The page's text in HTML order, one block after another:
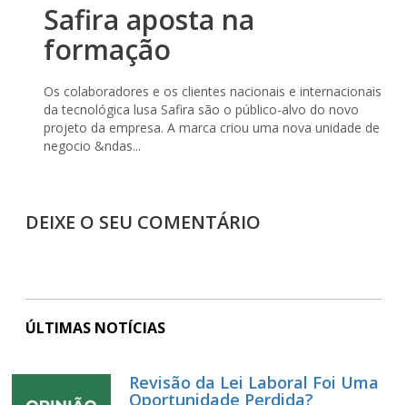
Safira aposta na
formação
Os colaboradores e os clientes nacionais e internacionais
da tecnológica lusa Safira são o público-alvo do novo
projeto da empresa. A marca criou uma nova unidade de
negocio &ndas...
DEIXE O SEU COMENTÁRIO
ÚLTIMAS NOTÍCIAS
Revisão da Lei Laboral Foi Uma
Oportunidade Perdida?